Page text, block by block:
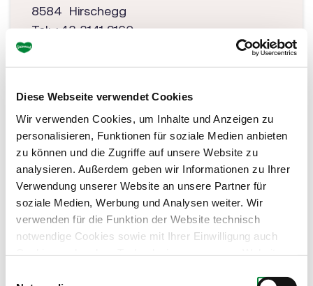
Diese Webseite verwendet Cookies
Wir verwenden Cookies, um Inhalte und Anzeigen zu
personalisieren, Funktionen für soziale Medien anbieten
zu können und die Zugriffe auf unsere Website zu
analysieren. Außerdem geben wir Informationen zu Ihrer
Verwendung unserer Website an unsere Partner für
soziale Medien, Werbung und Analysen weiter. Wir
verwenden für die Funktion der Website technisch
notwendige Cookies sowie mit Ihrer Einwilligung auch
8584 Hirschegg
Tel: +43 3141 2160
info@salzstiegl.at
www.salzstiegl.at/de/gasthof-moasterhaus